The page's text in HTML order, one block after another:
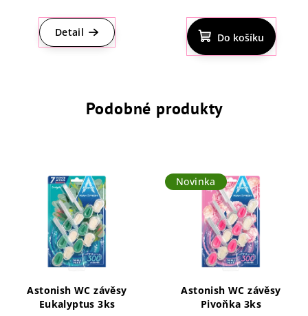
Detail Do košíku
Podobné produkty
Astonish WC závěsy
Eukalyptus 3ks
Novinka
Astonish WC závěsy
Pivoňka 3ks